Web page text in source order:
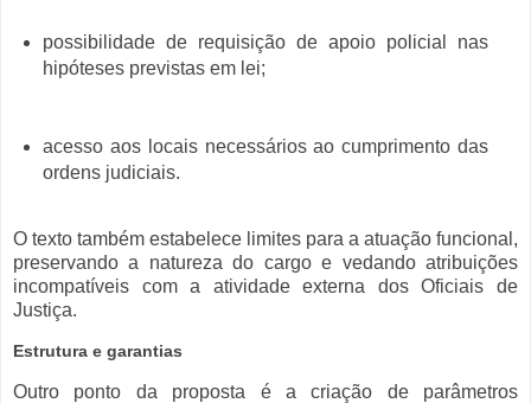
possibilidade de requisição de apoio policial nas
hipóteses previstas em lei;
acesso aos locais necessários ao cumprimento das
ordens judiciais.
O texto também estabelece limites para a atuação funcional,
preservando a natureza do cargo e vedando atribuições
incompatíveis com a atividade externa dos Oficiais de
Justiça.
Estrutura e garantias
Outro ponto da proposta é a criação de parâmetros